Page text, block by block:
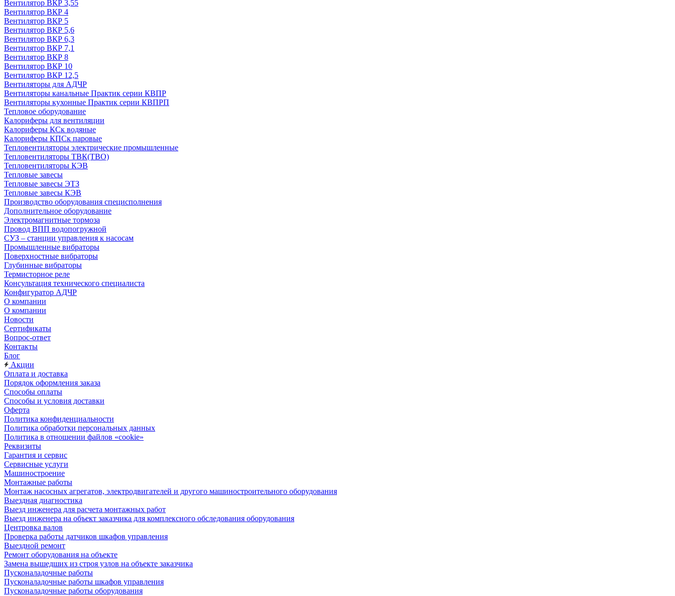
Вентилятор ВКР 3,55
Вентилятор ВКР 4
Вентилятор ВКР 5
Вентилятор ВКР 5,6
Вентилятор ВКР 6,3
Вентилятор ВКР 7,1
Вентилятор ВКР 8
Вентилятор ВКР 10
Вентилятор ВКР 12,5
Вентиляторы для АДЧР
Вентиляторы канальные Практик серии КВПР
Вентиляторы кухонные Практик серии КВПРП
Тепловое оборудование
Калориферы для вентиляции
Калориферы КСк водяные
Калориферы КПСк паровые
Тепловентиляторы электрические промышленные
Тепловентиляторы ТВК(ТВО)
Тепловентиляторы КЭВ
Тепловые завесы
Тепловые завесы ЭТЗ
Тепловые завесы КЭВ
Производство оборудования специсполнения
Дополнительное оборудование
Электромагнитные тормоза
Провод ВПП водопогружной
СУЗ – станции управления к насосам
Промышленные вибраторы
Поверхностные вибраторы
Глубинные вибраторы
Термисторное реле
Консультация технического специалиста
Конфигуратор АДЧР
О компании
О компании
Новости
Сертификаты
Вопрос-ответ
Контакты
Блог
Акции
Оплата и доставка
Порядок оформления заказа
Способы оплаты
Способы и условия доставки
Оферта
Политика конфиденциальности
Политика обработки персональных данных
Политика в отношении файлов «cookie»
Реквизиты
Гарантия и сервис
Сервисные услуги
Машиностроение
Монтажные работы
Монтаж насосных агрегатов, электродвигателей и другого машиностроительного оборудования
Выездная диагностика
Выезд инженера для расчета монтажных работ
Выезд инженера на объект заказчика для комплексного обследования оборудования
Центровка валов
Проверка работы датчиков шкафов управления
Выездной ремонт
Ремонт оборудования на объекте
Замена вышедших из строя узлов на объекте заказчика
Пусконаладочные работы
Пусконаладочные работы шкафов управления
Пусконаладочные работы оборудования